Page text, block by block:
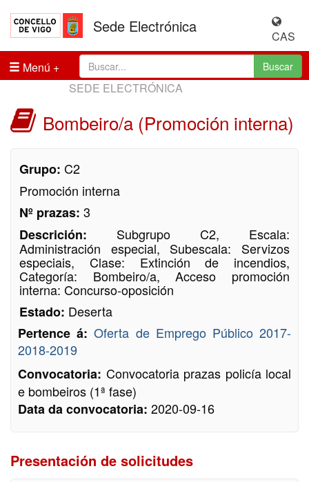
Sede Electrónica
CAS
Menú
Buscar
SEDE ELECTRÓNICA
Bombeiro/a (Promoción interna)
Grupo: C2
Promoción interna
Nº prazas: 3
Descrición: Subgrupo C2, Escala:
Administración especial, Subescala: Servizos
especiais, Clase: Extinción de incendios,
Categoría: Bombeiro/a, Acceso promoción
interna: Concurso-oposición
Estado: Deserta
Pertence á:Oferta de Emprego Público 2017-
2018-2019
Convocatoria: Convocatoria prazas policía local
e bombeiros (1ª fase)
Data da convocatoria: 2020-09-16
Presentación de solicitudes